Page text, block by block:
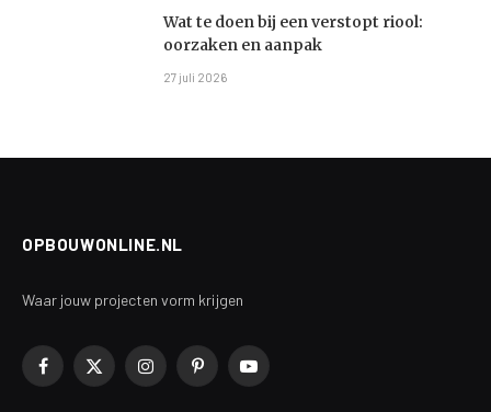
Wat te doen bij een verstopt riool:
oorzaken en aanpak
27 juli 2026
OPBOUWONLINE.NL
Waar jouw projecten vorm krijgen
Facebook
X
InstagramPinterestYouTube